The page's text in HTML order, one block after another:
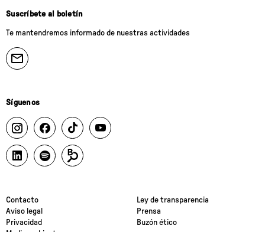
Suscríbete al boletín
Te mantendremos informado de nuestras actividades
Síguenos
Contacto
Aviso legal
Privacidad
Ley de transparencia
Prensa
Buzón ético